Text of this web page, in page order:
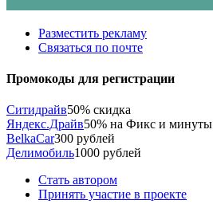
Разместить рекламу
Связаться по почте
Промокоды для регистрации
Ситидрайв50% скидка
Яндекс.Драйв50% на Фикс и минуты
BelkaCar300 рублей
Делимобиль1000 рублей
Стать автором
Принять участие в проекте